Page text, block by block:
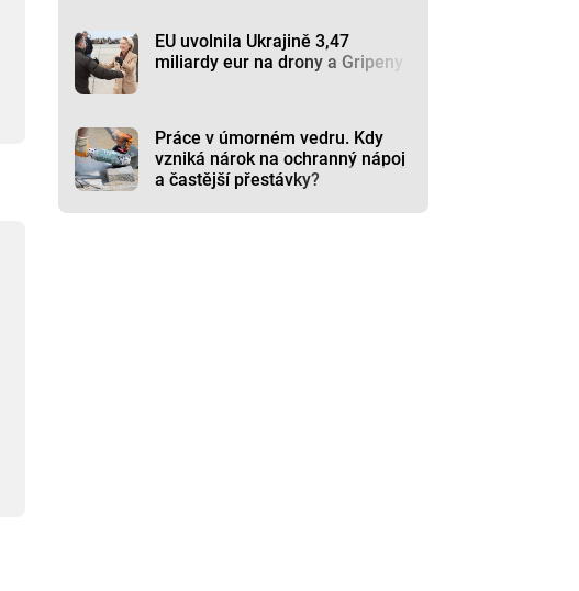
EU uvolnila Ukrajině 3,47
miliardy eur na drony a Gripeny
Práce v úmorném vedru. Kdy
vzniká nárok na ochranný nápoj
a častější přestávky?